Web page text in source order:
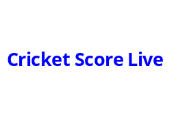
Cricket Score Live